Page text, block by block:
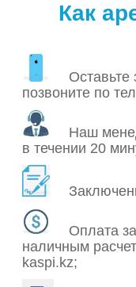
Как
Оставьте
позвоните по
Наш
в течении 20
Оплата
наличным
kaspi.kz;